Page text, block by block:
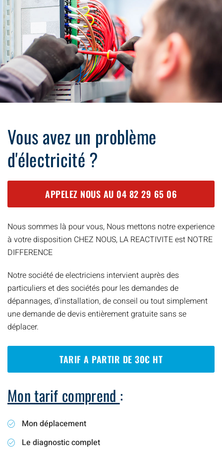
Vous avez un problème
d'électricité ?
APPELEZ NOUS AU 04 82 29 65 06
Nous sommes là pour vous, Nous mettons notre experience
à votre disposition CHEZ NOUS, LA REACTIVITE est NOTRE
DIFFERENCE
Notre société de electriciens intervient auprès des
particuliers et des sociétés pour les demandes de
dépannages, d’installation, de conseil ou tout simplement
une demande de devis entièrement gratuite sans se
déplacer.
TARIF A PARTIR DE 30€ HT
Mon tarif comprend :
Mon déplacement
Le diagnostic complet